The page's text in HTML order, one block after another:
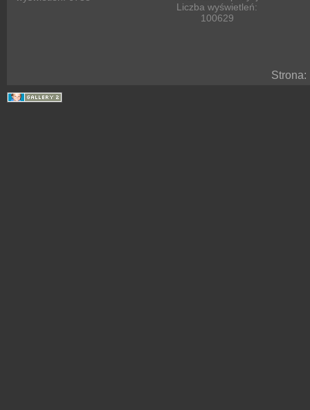
Liczba wyświetleń:
100629
Strona: